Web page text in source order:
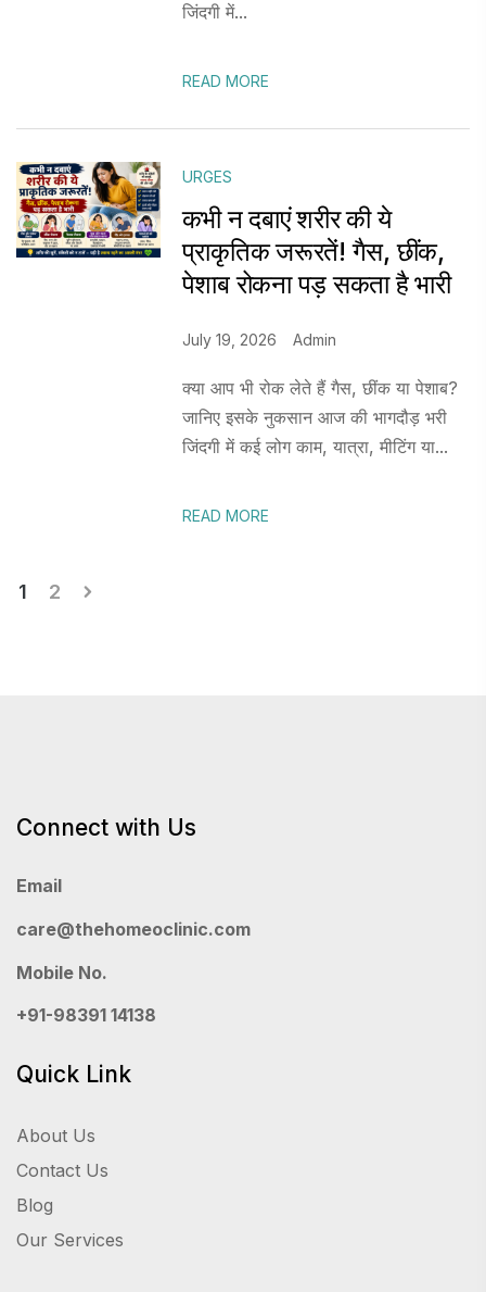
जिंदगी में...
READ MORE
URGES
कभी न दबाएं शरीर की ये
प्राकृतिक जरूरतें! गैस, छींक,
पेशाब रोकना पड़ सकता है भारी
July 19, 2026 Admin
क्या आप भी रोक लेते हैं गैस, छींक या पेशाब?
जानिए इसके नुकसान आज की भागदौड़ भरी
जिंदगी में कई लोग काम, यात्रा, मीटिंग या...
READ MORE
Posts
1 2
Connect with Us
Email
care@thehomeoclinic.com
Mobile No.
+91-98391 14138
Quick Link
About Us
Contact Us
Blog
Our Services